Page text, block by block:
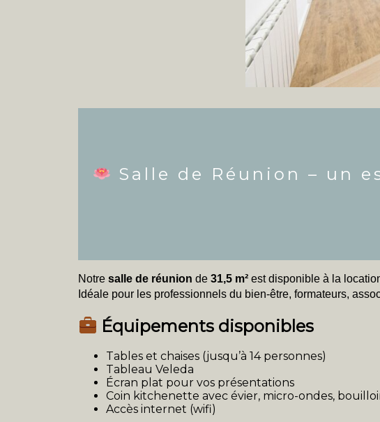
Salle de Réunion – un
Notre salle de réunion de 31,5 m² est disponible à la
Idéale pour les professionnels du bien-être, formateurs,
Équipements disponibles
Tables et chaises (jusqu’à 14 personnes)
Tableau Veleda
Écran plat pour vos présentations
Coin kitchenette avec évier, micro-ondes,
Accès internet (wifi)